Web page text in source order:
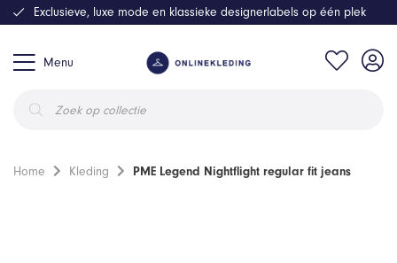
Menu
zoeken
Exclusieve, luxe mode en klassieke designerlabels op één plek
Home Kleding PME Legend Nightflight regular fit jeans